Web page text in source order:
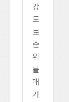
강
도
로
순
위
를
매
겨